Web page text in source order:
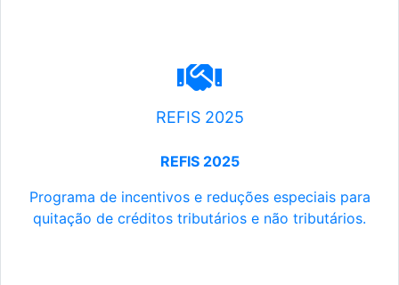
REFIS 2025
REFIS 2025
Programa de incentivos e reduções especiais para
quitação de créditos tributários e não tributários.